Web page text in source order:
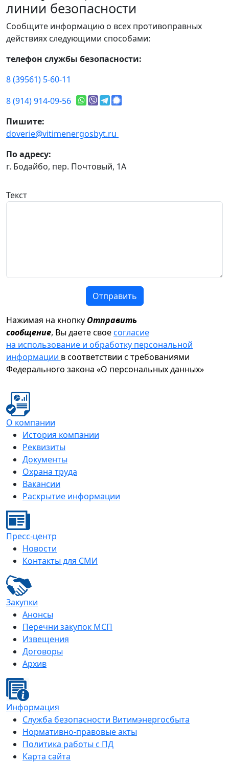
линии безопасности
Сообщите информацию о всех противоправных
действиях следующими способами:
телефон службы безопасности:
8 (39561) 5-60-11
8 (914) 914-09-56
Пишите:
doverie@vitimenergosbyt.ru
По адресу:
г. Бодайбо, пер. Почтовый, 1А
Текст
Отправить
Нажимая на кнопку Отправить
сообщение, Вы даете своесогласие
на использование и обработку персональной
информации в соответствии с требованиями
Федерального закона «О персональных данных»
О компании
История компании
Реквизиты
Документы
Охрана труда
Вакансии
Раскрытие информации
Пресс-центр
Новости
Контакты для СМИ
Закупки
Анонсы
Перечни закупок МСП
Извещения
Договоры
Архив
Информация
Служба безопасности Витимэнергосбыта
Нормативно-правовые акты
Политика работы с ПД
Карта сайта